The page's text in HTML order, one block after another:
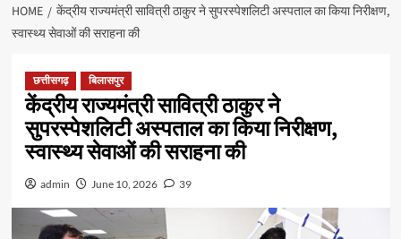
HOME
केंद्रीय राज्यमंत्री सावित्री ठाकुर ने सुपरस्पेशलिटी अस्पताल का किया निरीक्षण,
स्वास्थ्य सेवाओं की सराहना की
छत्तीसगढ़ बिलासपुर
केंद्रीय राज्यमंत्री सावित्री ठाकुर ने
सुपरस्पेशलिटी अस्पताल का किया निरीक्षण,
स्वास्थ्य सेवाओं की सराहना की
admin June 10, 2026 39